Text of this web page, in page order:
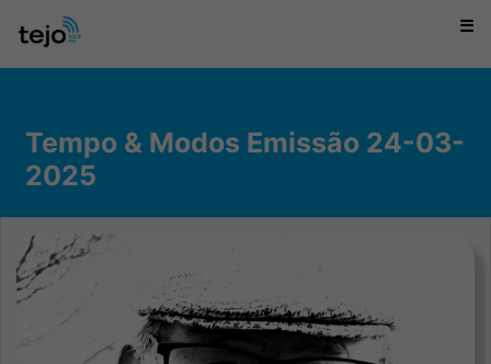
☰
Tempo & Modos Emissão 24-03-
2025